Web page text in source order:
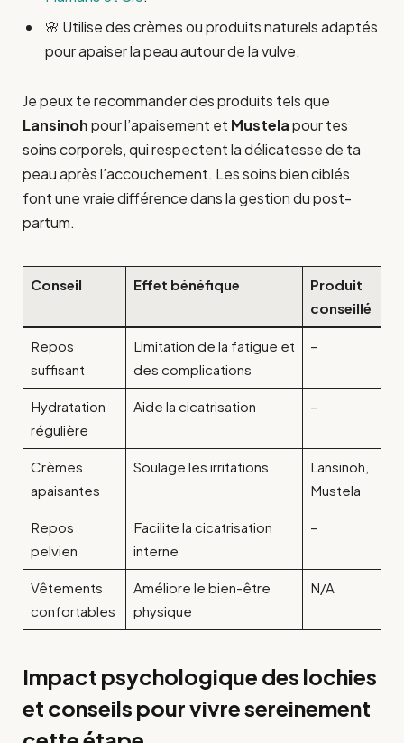
🌸 Utilise des crèmes ou produits naturels adaptés
pour apaiser la peau autour de la vulve.
Je peux te recommander des produits tels que
Lansinohpour l’apaisement et Mustelapour tes
soins corporels, qui respectent la délicatesse de ta
peau après l’accouchement. Les soins bien ciblés
font une vraie différence dans la gestion du post-
partum.
Conseil Effet bénéfique
Produit
conseillé
Repos
suffisant
Limitation de la fatigue et
des complications
–
Hydratation
régulière
Aide la cicatrisation –
Crèmes
apaisantes
Soulage les irritations
Lansinoh,
Mustela
Repos
pelvien
Facilite la cicatrisation
interne
–
Vêtements
confortables
Améliore le bien-être
physique
N/A
Impact psychologique des lochies
et conseils pour vivre sereinement